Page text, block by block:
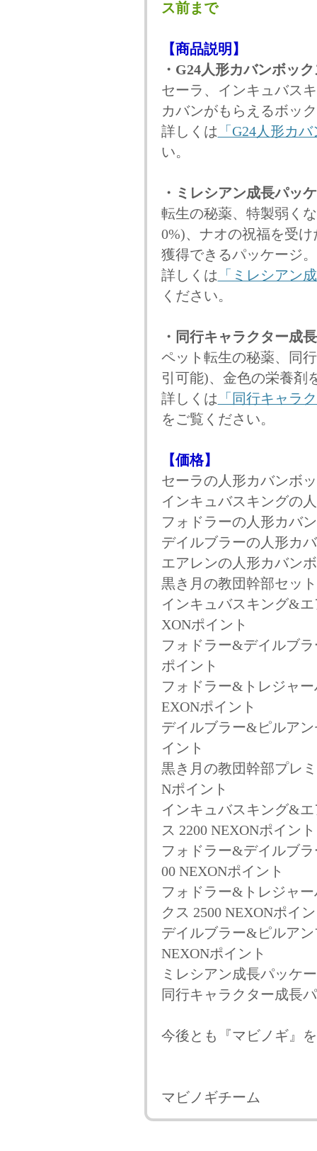
ス前まで
【商品説明】
・G24人形カバンボッ
セーラ、インキュバス
カバンがもらえるボッ
詳しくは 「G24人形カ
い。
・ミレシアン成長パッ
転生の秘薬、特製弱く
0%)、ナオの祝福を受
獲得できるパッケージ。
詳しくは 「ミレシアン
ください。
・同行キャラクター成
ペット転生の秘薬、同
引可能)、金色の栄養剤
詳しくは 「同行キャラ
をご覧ください。
【価格】
セーラの人形カバンボ
インキュバスキングの
フォドラーの人形カバ
デイルブラーの人形カ
エアレンの人形カバン
黒き月の教団幹部セッ
インキュバスキング&
XONポイント
フォドラー&デイルブ
ポイント
フォドラー&トレジャ
EXONポイント
デイルブラー&ピルア
イント
黒き月の教団幹部プレ
Nポイント
インキュバスキング&
ス 2200 NEXONポイント
フォドラー&デイルブ
00 NEXONポイント
フォドラー&トレジャ
クス 2500 NEXONポイ
デイルブラー&ピルア
NEXONポイント
ミレシアン成長パッケ
同行キャラクター成長
今後とも『マビノギ』
マビノギチーム